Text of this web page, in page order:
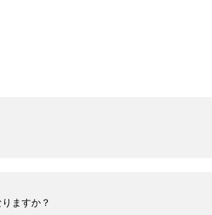
ますか？